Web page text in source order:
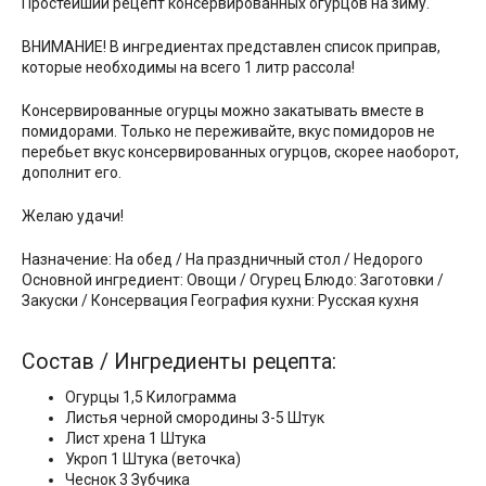
ВНИМАНИЕ! В ингредиентах представлен список приправ,
которые необходимы на всего 1 литр рассола!
Консервированные огурцы можно закатывать вместе в
помидорами. Только не переживайте, вкус помидоров не
перебьет вкус консервированных огурцов, скорее наоборот,
дополнит его.
Желаю удачи!
Назначение: На обед / На праздничный стол / Недорого
Основной ингредиент: Овощи / Огурец Блюдо: Заготовки /
Закуски / Консервация География кухни: Русская кухня
Состав / Ингредиенты рецепта:
Огурцы 1,5 Килограмма
Листья черной смородины 3-5 Штук
Лист хрена 1 Штука
Укроп 1 Штука (веточка)
Чеснок 3 Зубчика